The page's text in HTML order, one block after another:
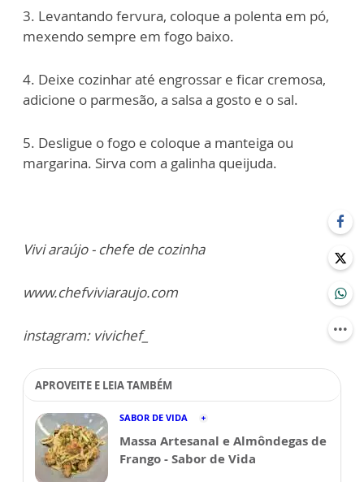
3. Levantando fervura, coloque a polenta em pó,
mexendo sempre em fogo baixo.
4. Deixe cozinhar até engrossar e ficar cremosa,
adicione o parmesão, a salsa a gosto e o sal.
5. Desligue o fogo e coloque a manteiga ou
margarina. Sirva com a galinha queijuda.
Vivi araújo - chefe de cozinha
www.chefviviaraujo.com
instagram: vivichef_
APROVEITE E LEIA TAMBÉM
SABOR DE VIDA
Massa Artesanal e Almôndegas de
Frango - Sabor de Vida